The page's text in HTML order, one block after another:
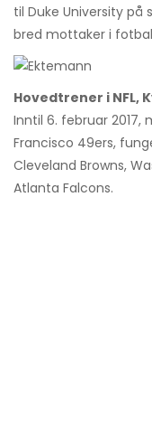
til Duke University på
bred mottaker i
Hovedtrener i NFL,
Inntil 6. februar
Francisco 49ers,
Cleveland Browns,
Atlanta Falcons.